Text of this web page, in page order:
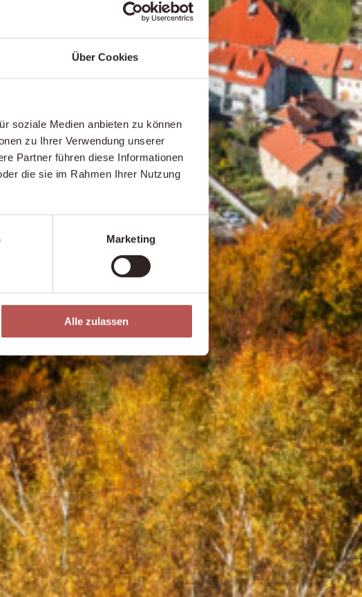
Über Cookies
soziale Medien anbieten zu können
zu Ihrer Verwendung unserer
Partner führen diese Informationen
die sie im Rahmen Ihrer Nutzung
Marketing
Alle zulassen